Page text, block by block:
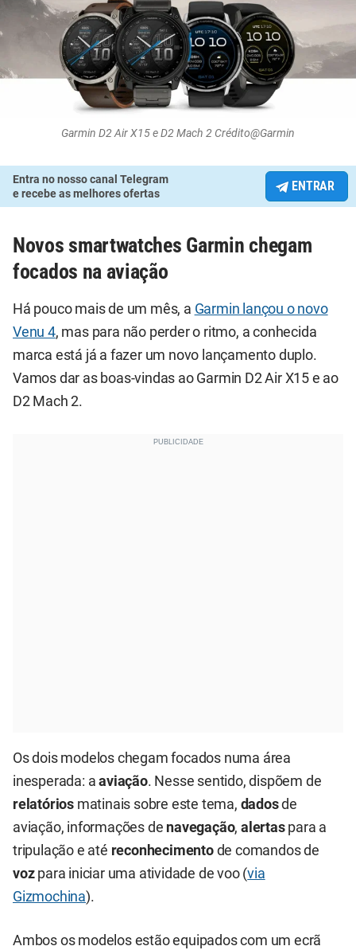
Garmin D2 Air X15 e D2 Mach 2 Crédito@Garmin
Entra no nosso canal Telegram
e recebe as melhores ofertas
ENTRAR
Novos smartwatches Garmin chegam
focados na aviação
Há pouco mais de um mês, a Garmin lançou o novo
Venu 4, mas para não perder o ritmo, a conhecida
marca está já a fazer um novo lançamento duplo.
Vamos dar as boas-vindas ao Garmin D2 Air X15 e ao
D2 Mach 2.
Os dois modelos chegam focados numa área
inesperada: aaviação. Nesse sentido, dispõem de
relatórios matinais sobre este tema, dadosde
aviação, informações de navegação,alertas para a
tripulação e até reconhecimento de comandos de
voz para iniciar uma atividade de voo (via
Gizmochina).
Ambos os modelos estão equipados com um ecrã